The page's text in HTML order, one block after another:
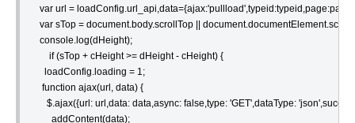
var url =
var sTop = document.body.scrollTop ||
     console.log(dHeight);
         if (sTop + cHeight >= dHeight - cHeight) {
       loadConfig.loading = 1;
      function ajax(url, data) {
$.ajax({url: url,data: data,async: false,type: 'GET',dataType:
          addContent(data);